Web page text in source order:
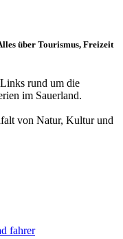
über Tourismus, Freizeit
rund um die
im Sauerland.
von Natur, Kultur und
fahrer